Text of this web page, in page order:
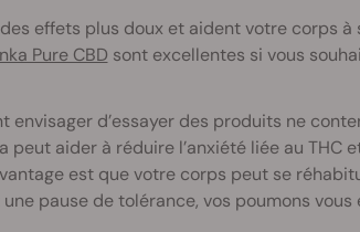
effets plus doux et aident votre corps à
Pure CBD sont excellentes si vous
envisager d’essayer des produits ne
peut aider à réduire l’anxiété liée au
est que votre corps peut se
pause de tolérance, vos poumons